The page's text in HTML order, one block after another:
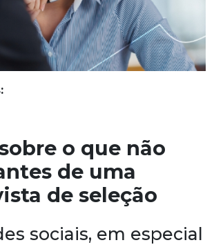
o que não
de uma
de seleção
sociais, em especial